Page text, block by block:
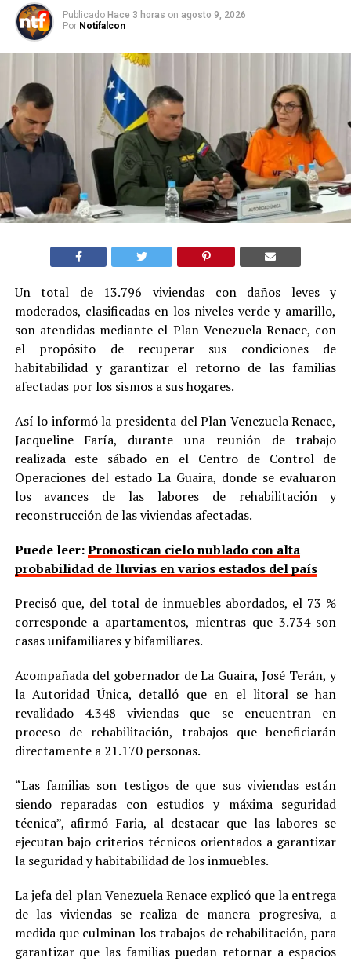
Publicado Hace 3 horas on agosto 9, 2026
Por Notifalcon
Un total de 13.796 viviendas con daños leves y
moderados, clasificadas en los niveles verde y amarillo,
son atendidas mediante el Plan Venezuela Renace, con
el propósito de recuperar sus condiciones de
habitabilidad y garantizar el retorno de las familias
afectadas por los sismos a sus hogares.
Así lo informó la presidenta del Plan Venezuela Renace,
Jacqueline Faría, durante una reunión de trabajo
realizada este sábado en el Centro de Control de
Operaciones del estado La Guaira, donde se evaluaron
los avances de las labores de rehabilitación y
reconstrucción de las viviendas afectadas.
Puede leer:Pronostican cielo nublado con alta
probabilidad de lluvias en varios estados del país
Precisó que, del total de inmuebles abordados, el 73 %
corresponde a apartamentos, mientras que 3.734 son
casas unifamiliares y bifamiliares.
Acompañada del gobernador de La Guaira, José Terán, y
la Autoridad Única, detalló que en el litoral se han
revalidado 4.348 viviendas que se encuentran en
proceso de rehabilitación, trabajos que beneficiarán
directamente a 21.170 personas.
“Las familias son testigos de que sus viviendas están
siendo reparadas con estudios y máxima seguridad
técnica”, afirmó Faria, al destacar que las labores se
ejecutan bajo criterios técnicos orientados a garantizar
la seguridad y habitabilidad de los inmuebles.
La jefa del plan Venezuela Renace explicó que la entrega
de las viviendas se realiza de manera progresiva, a
medida que culminan los trabajos de rehabilitación, para
garantizar que las familias puedan retornar a espacios